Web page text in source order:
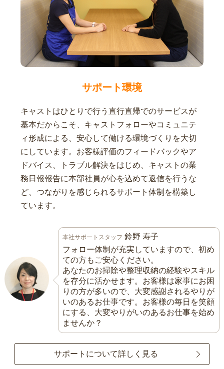
サポート環境
キャストはひとりで行う直行直帰でのサービスが
基本だからこそ、キャストフォローやコミュニテ
ィ形成による、安心して働ける環境づくりを大切
にしています。お客様評価のフィードバックやア
ドバイス、トラブル解決をはじめ、キャストの業
務日報報告に本部社員が心を込めて返信を行うな
ど、つながりを感じられるサポート体制を構築し
ています。
本社サポートスタッフ 鈴野 寿子
フォロー体制が充実していますので、初め
ての方もご安心ください。
あなたのお掃除や整理収納の経験やスキル
を存分に活かせます。お客様は家事にお困
りの方が多いので、大変感謝されるやりが
いのあるお仕事です。お客様の毎日を笑顔
にする、大変やりがいのあるお仕事を始め
ませんか？
サポートについて詳しく見る